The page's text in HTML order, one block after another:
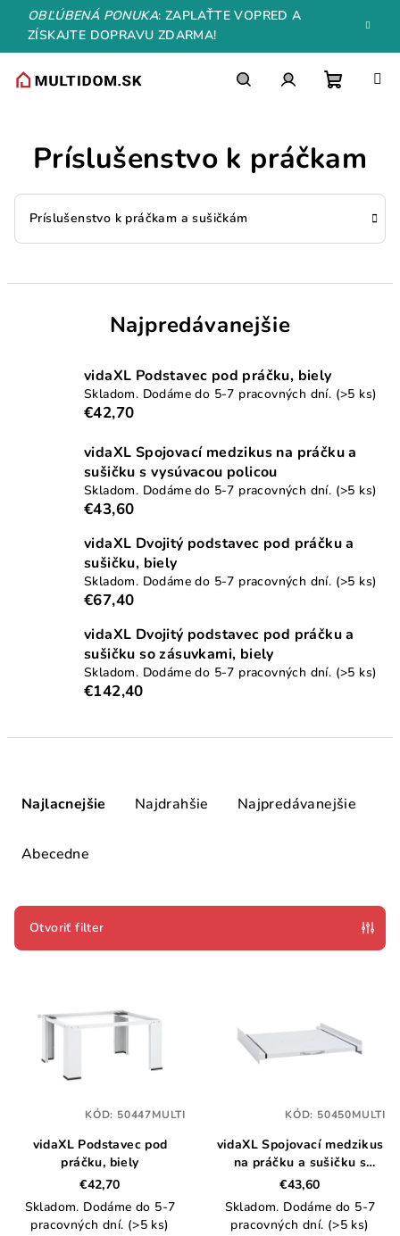
Prejsť
obsah
OBĽÚBENÁ PONUKA: ZAPLAŤTE VOPRED A
ZÍSKAJTE DOPRAVU ZDARMA!
košík
Príslušenstvo k práčkam
Príslušenstvo k práčkam a sušičkám
Najpredávanejšie
vidaXL Podstavec pod práčku, biely
Skladom. Dodáme do 5-7 pracovných dní. (>5 ks)
€42,70
vidaXL Spojovací medzikus na práčku a
sušičku s vysúvacou policou
Skladom. Dodáme do 5-7 pracovných dní. (>5 ks)
€43,60
vidaXL Dvojitý podstavec pod práčku a
sušičku, biely
Skladom. Dodáme do 5-7 pracovných dní. (>5 ks)
€67,40
vidaXL Dvojitý podstavec pod práčku a
sušičku so zásuvkami, biely
Skladom. Dodáme do 5-7 pracovných dní. (>5 ks)
€142,40
p
Najlacnejšie Najdrahšie Najpredávanejšie
Abecedne
Otvoriť filter
vidaXL Podstavec pod
práčku, biely
€42,70
Skladom. Dodáme do 5-7
pracovných dní. (>5 ks)
KÓD: 50447MULTI
vidaXL Spojovací medzikus
na práčku a sušičku s
vysúvacou policou
€43,60
Skladom. Dodáme do 5-7
pracovných dní. (>5 ks)
KÓD: 50450MULTI